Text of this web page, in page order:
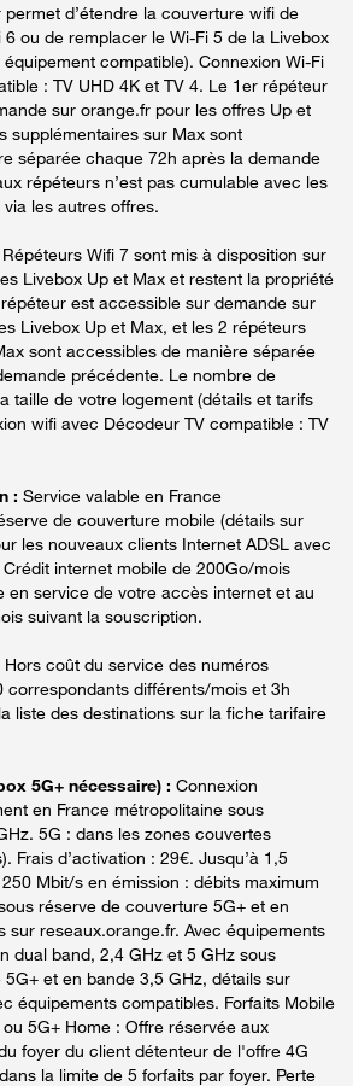
d’étendre la couverture wifi de
ou de remplacer le Wi-Fi 5 de la Livebox
compatible). Connexion Wi-Fi
: TV UHD 4K et TV 4. Le 1er répéteur
sur orange.fr pour les offres Up et
supplémentaires sur Max sont
séparée chaque 72h après la demande
répéteurs n’est pas cumulable avec les
les autres offres.
Wifi 7 sont mis à disposition sur
Livebox Up et Max et restent la propriété
est accessible sur demande sur
Livebox Up et Max, et les 2 répéteurs
sont accessibles de manière séparée
précédente. Le nombre de
taille de votre logement (détails et tarifs
wifi avec Décodeur TV compatible : TV
: Service valable en France
de couverture mobile (détails sur
les nouveaux clients Internet ADSL avec
internet mobile de 200Go/mois
en service de votre accès internet et au
suivant la souscription.
Hors coût du service des numéros
correspondants différents/mois et 3h
liste des destinations sur la fiche tarifaire
5G+ nécessaire) : Connexion
en France métropolitaine sous
5G : dans les zones couvertes
Frais d’activation : 29€. Jusqu’à 1,5
Mbit/s en émission : débits maximum
réserve de couverture 5G+ et en
sur reseaux.orange.fr. Avec équipements
dual band, 2,4 GHz et 5 GHz sous
et en bande 3,5 GHz, détails sur
équipements compatibles. Forfaits Mobile
5G+ Home : Offre réservée aux
foyer du client détenteur de l'offre 4G
la limite de 5 forfaits par foyer. Perte